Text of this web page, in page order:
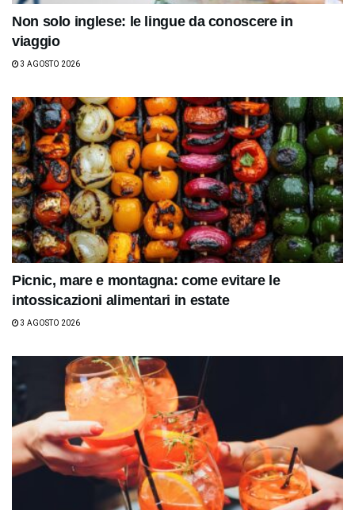
Non solo inglese: le lingue da conoscere in
viaggio
3 AGOSTO 2026
Picnic, mare e montagna: come evitare le
intossicazioni alimentari in estate
3 AGOSTO 2026